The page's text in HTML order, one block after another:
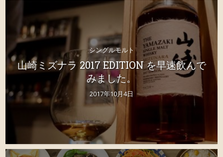
シングルモルト
山崎ミズナラ 2017 EDITION を早速飲んで
みました。
2017年10月4日